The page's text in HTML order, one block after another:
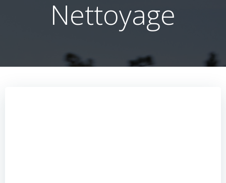
Nettoyage